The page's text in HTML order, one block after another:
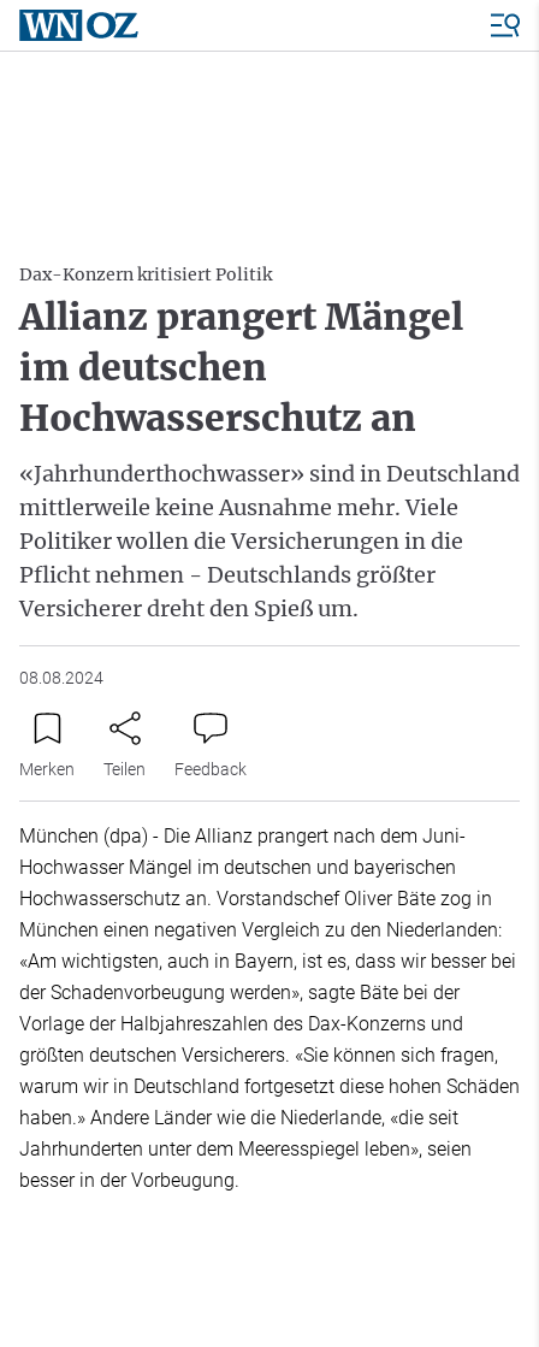
Dax-Konzern kritisiert Politik
Allianz prangert Mängel
im deutschen
Hochwasserschutz an
«Jahrhunderthochwasser» sind in Deutschland
mittlerweile keine Ausnahme mehr. Viele
Politiker wollen die Versicherungen in die
Pflicht nehmen - Deutschlands größter
Versicherer dreht den Spieß um.
08.08.2024
Merken Teilen Feedback
München (dpa) - Die Allianz prangert nach dem Juni-
Hochwasser Mängel im deutschen und bayerischen
Hochwasserschutz an. Vorstandschef Oliver Bäte zog in
München einen negativen Vergleich zu den Niederlanden:
«Am wichtigsten, auch in Bayern, ist es, dass wir besser bei
der Schadenvorbeugung werden», sagte Bäte bei der
Vorlage der Halbjahreszahlen des Dax-Konzerns und
größten deutschen Versicherers. «Sie können sich fragen,
warum wir in Deutschland fortgesetzt diese hohen Schäden
haben.» Andere Länder wie die Niederlande, «die seit
Jahrhunderten unter dem Meeresspiegel leben», seien
besser in der Vorbeugung.